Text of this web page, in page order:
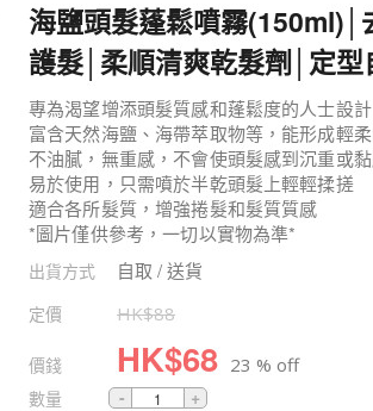
海鹽頭髮蓬鬆噴霧(150ml)│
護髮│柔順清爽乾髮劑│定型
專為渴望增添頭髮質感和蓬鬆度的人士設計
富含天然海鹽、海帶萃取物等，能形成輕
不油膩，無重感，不會使頭髮感到沉重或
易於使用，只需噴於半乾頭髮上輕輕揉搓
適合各所髮質，增強捲髮和髮質質感
*圖片僅供參考，一切以實物為準*
出貨方式 自取 / 送貨
定價 HK$88
價錢 HK$68 23 % off
數量